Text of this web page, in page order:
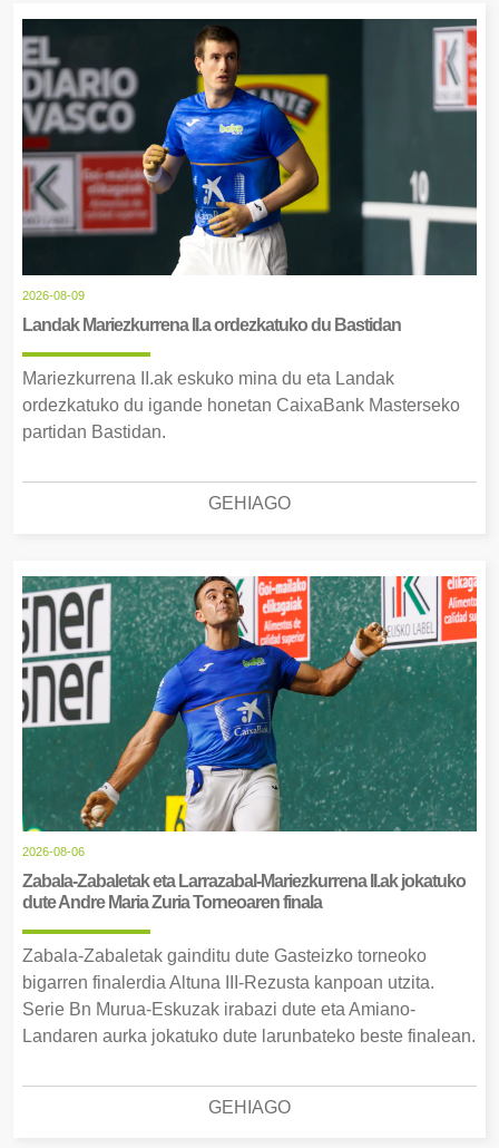
2026-08-09
Landak Mariezkurrena II.a ordezkatuko du Bastidan
Mariezkurrena II.ak eskuko mina du eta Landak
ordezkatuko du igande honetan CaixaBank Masterseko
partidan Bastidan.
GEHIAGO
2026-08-06
Zabala-Zabaletak eta Larrazabal-Mariezkurrena II.ak jokatuko
dute Andre Maria Zuria Torneoaren finala
Zabala-Zabaletak gainditu dute Gasteizko torneoko
bigarren finalerdia Altuna III-Rezusta kanpoan utzita.
Serie Bn Murua-Eskuzak irabazi dute eta Amiano-
Landaren aurka jokatuko dute larunbateko beste finalean.
GEHIAGO